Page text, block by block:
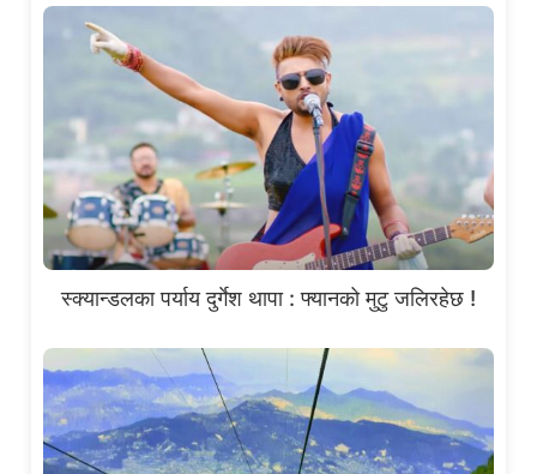
स्क्यान्डलका पर्याय दुर्गेश थापा : फ्यानको मुटु जलिरहेछ !